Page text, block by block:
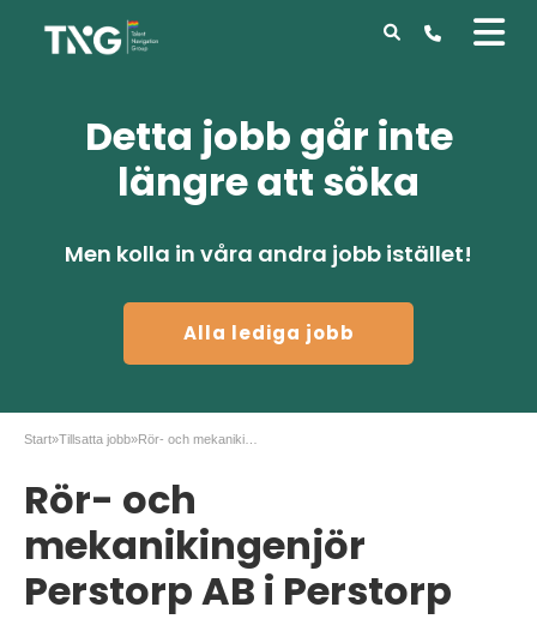
Detta jobb går inte
längre att söka
Men kolla in våra andra jobb istället!
Alla lediga jobb
Start»Tillsatta jobb»
Rör- och
mekanikingenjör
Perstorp AB i Perstorp